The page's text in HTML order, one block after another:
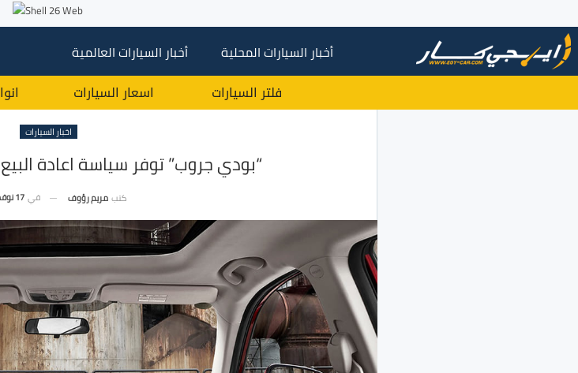
أخبار السيارات المحلية أخبار السيارات العالمية
فلتر السيارات اسعار السيارات
اخبار السيارات
“بودي جروب” توفر سياسة اعادة
كتب مريم رؤوف في 17 نوفمبر 2021